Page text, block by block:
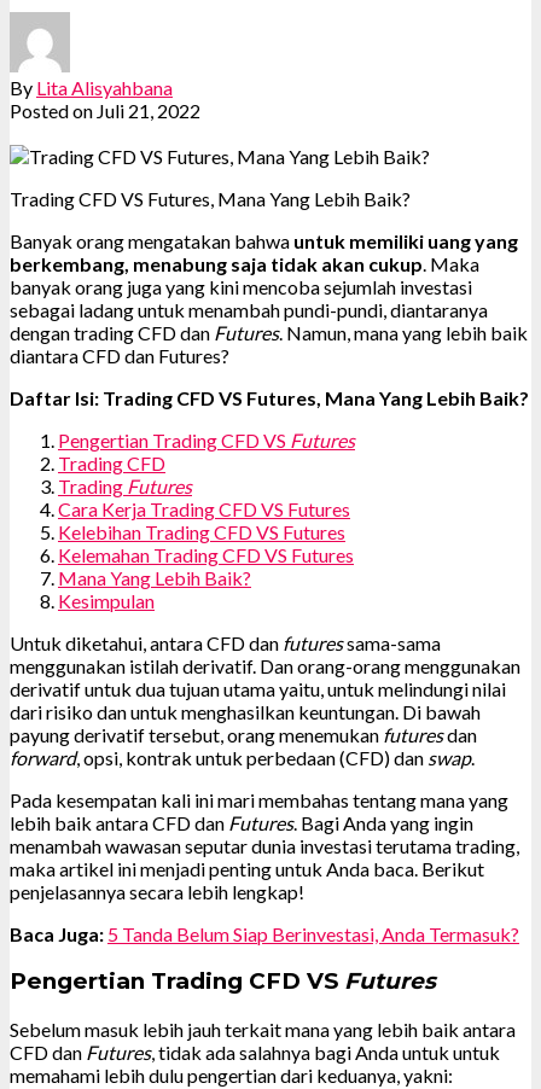
By Lita Alisyahbana
Posted on Juli 21, 2022
Trading CFD VS Futures, Mana Yang Lebih Baik?
Banyak orang mengatakan bahwa untuk memiliki uang yang
berkembang, menabung saja tidak akan cukup . Maka
banyak orang juga yang kini mencoba sejumlah investasi
sebagai ladang untuk menambah pundi-pundi, diantaranya
dengan trading CFD dan Futures. Namun, mana yang lebih baik
diantara CFD dan Futures?
Daftar Isi: Trading CFD VS Futures, Mana Yang Lebih Baik?
Pengertian Trading CFD VS Futures
Trading CFD
Trading Futures
Cara Kerja Trading CFD VS Futures
Kelebihan Trading CFD VS Futures
Kelemahan Trading CFD VS Futures
Mana Yang Lebih Baik?
Kesimpulan
Untuk diketahui, antara CFD dan futuressama-sama
menggunakan istilah derivatif. Dan orang-orang menggunakan
derivatif untuk dua tujuan utama yaitu, untuk melindungi nilai
dari risiko dan untuk menghasilkan keuntungan. Di bawah
payung derivatif tersebut, orang menemukan futuresdan
forward, opsi, kontrak untuk perbedaan (CFD) dan swap.
Pada kesempatan kali ini mari membahas tentang mana yang
lebih baik antara CFD dan Futures. Bagi Anda yang ingin
menambah wawasan seputar dunia investasi terutama trading,
maka artikel ini menjadi penting untuk Anda baca. Berikut
penjelasannya secara lebih lengkap!
Baca Juga: 5 Tanda Belum Siap Berinvestasi, Anda Termasuk?
Pengertian Trading CFD VS Futures
Sebelum masuk lebih jauh terkait mana yang lebih baik antara
CFD dan Futures, tidak ada salahnya bagi Anda untuk untuk
memahami lebih dulu pengertian dari keduanya, yakni: